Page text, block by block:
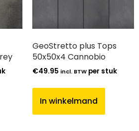
GeoStretto plus Tops
50x50x4 Cannobio
€49.95 incl. BTW per stuk
In winkelmand